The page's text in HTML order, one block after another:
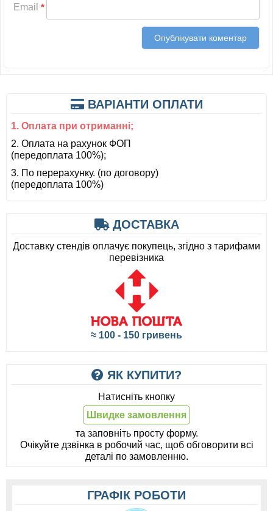
Email *
ВАРІАНТИ ОПЛАТИ
1. Оплата при отриманні;
2. Оплата на рахунок ФОП
(передоплата 100%);
3. По перерахунку. (по договору)
(передоплата 100%)
ДОСТАВКА
Доставку стендів оплачує покупець, згідно з тарифами
перевізника
≈ 100 - 150 гривень
ЯК КУПИТИ?
Натисніть кнопку
Швидке замовлення
та заповніть просту форму.
Очікуйте дзвінка в робочий час, щоб обговорити всі
деталі по замовленню.
ГРАФІК РОБОТИ